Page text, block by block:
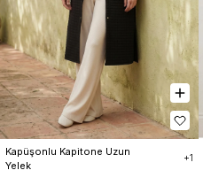
Kapüşonlu Kapitone Uzun
Yelek
+1